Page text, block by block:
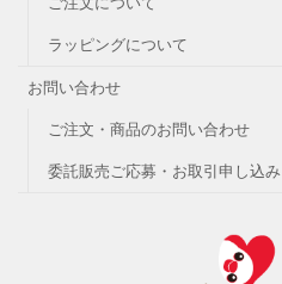
ラッピングについて
お問い合わせ
ご注文・商品のお問い合わせ
委託販売ご応募・お取引申し込み